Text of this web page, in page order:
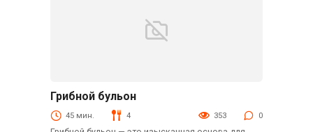
Грибной бульон
45 мин. 4 353 0